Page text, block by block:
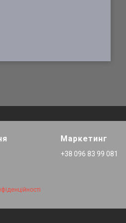
Маркетинг
+38 096 83 99 081